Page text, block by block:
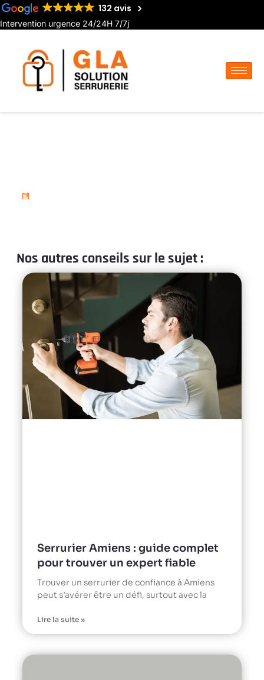
132 avis
Intervention urgence 24/24H 7/7j
Nos autres conseils sur le sujet :
Serrurier Amiens : guide complet
pour trouver un expert fiable
Trouver un serrurier de confiance à Amiens
peut s’avérer être un défi, surtout avec la
Lire la suite »